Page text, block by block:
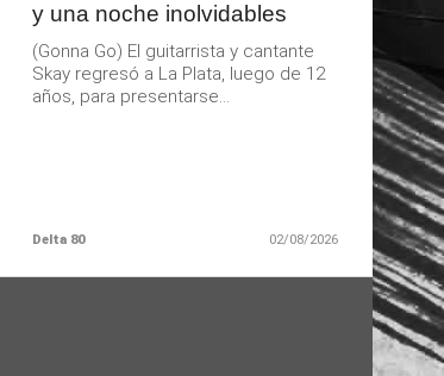
y una noche inolvidables
(Gonna Go) El guitarrista y cantante
Skay regresó a La Plata, luego de 12
años, para presentarse...
Delta 80 02/08/2026